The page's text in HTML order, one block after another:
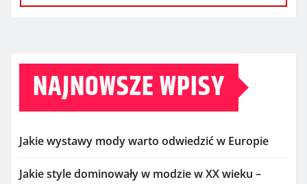
NAJNOWSZE WPISY
Jakie wystawy mody warto odwiedzić w Europie
Jakie style dominowały w modzie w XX wieku –